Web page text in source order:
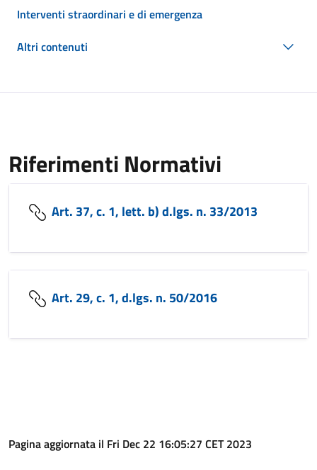
Interventi straordinari e di emergenza
Altri contenuti
Riferimenti Normativi
Art. 37, c. 1, lett. b) d.lgs. n. 33/2013
Art. 29, c. 1, d.lgs. n. 50/2016
Pagina aggiornata il Fri Dec 22 16:05:27 CET 2023